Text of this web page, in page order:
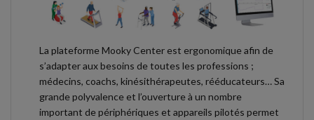
La plateforme Mooky Center est ergonomique afin de
s’adapter aux besoins de toutes les professions ;
médecins, coachs, kinésithérapeutes, rééducateurs… Sa
grande polyvalence et l’ouverture à un nombre
important de périphériques et appareils pilotés permet